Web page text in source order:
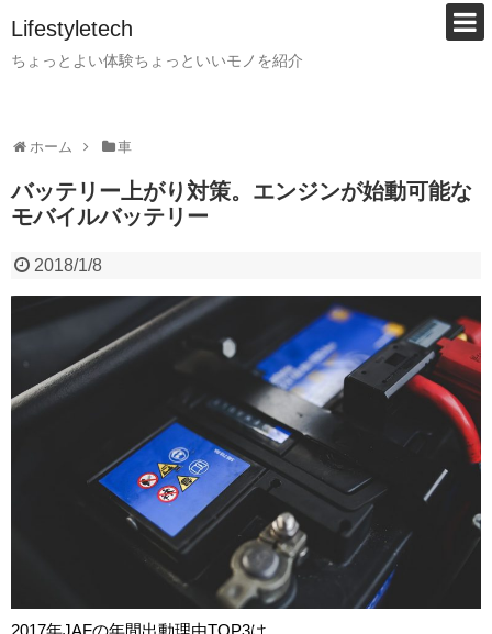
Lifestyletech
ちょっとよい体験ちょっといいモノを紹介
ホーム 車
バッテリー上がり対策。エンジンが始動可能な
モバイルバッテリー
2018/1/8